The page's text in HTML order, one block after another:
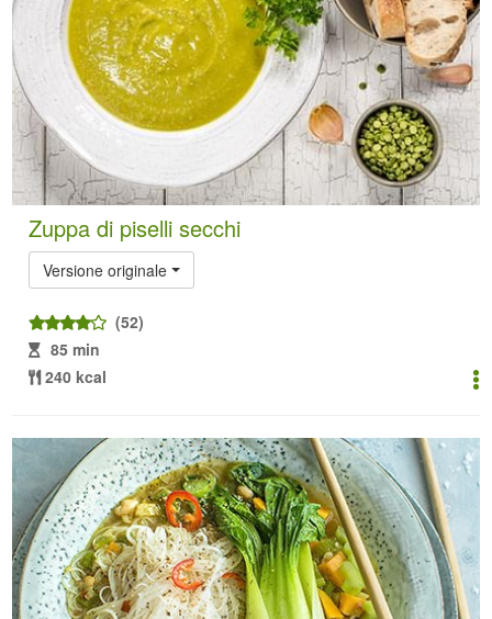
Zuppa di piselli secchi
Versione originale
(52)
85 min
240 kcal